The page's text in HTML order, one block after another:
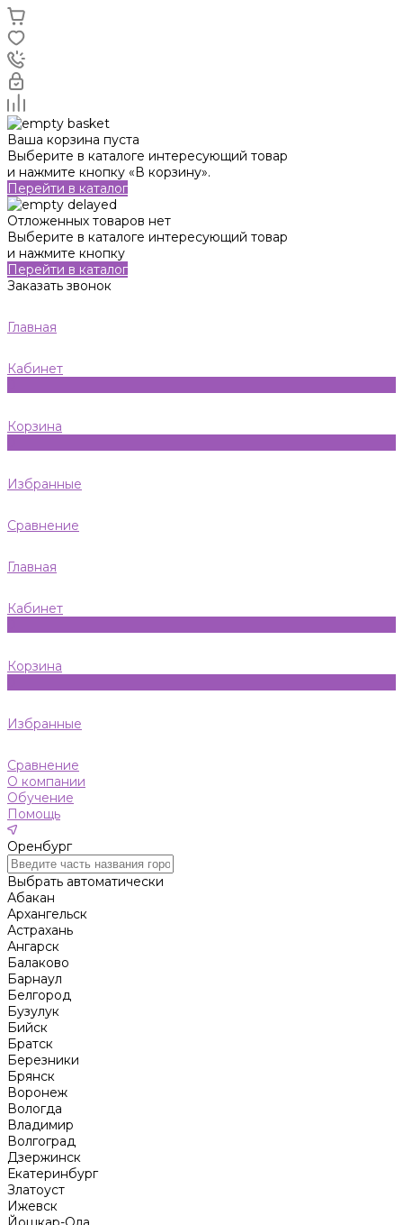
Ваша корзина пуста
Выберите в каталоге интересующий товар
и нажмите кнопку «В корзину».
Перейти в каталог
Отложенных товаров нет
Выберите в каталоге интересующий товар
и нажмите кнопку
Перейти в каталог
Заказать звонок
Главная
Кабинет
Корзина
Избранные
Сравнение
Главная
Кабинет
Корзина
Избранные
Сравнение
О компании
Обучение
Помощь
Оренбург
Выбрать автоматически
Абакан
Архангельск
Астрахань
Ангарск
Балаково
Барнаул
Белгород
Бузулук
Бийск
Братск
Березники
Брянск
Воронеж
Вологда
Владимир
Волгоград
Дзержинск
Екатеринбург
Златоуст
Ижевск